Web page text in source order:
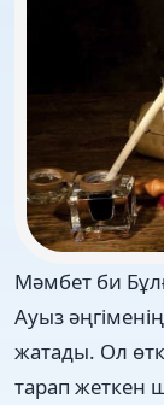
Мәмбет би
Ауыз
жатады. Ол
тарап жеткен